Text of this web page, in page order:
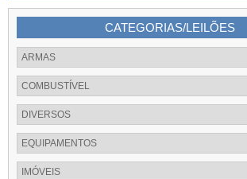
CATEGORIAS/LEILÕES
ARMAS
COMBUSTÍVEL
DIVERSOS
EQUIPAMENTOS
IMÓVEIS